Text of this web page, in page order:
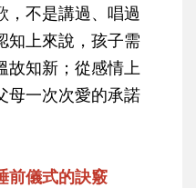
，不是講過、唱過
知上來說，孩子需
故知新；從感情上
母一次次愛的承諾
前儀式的訣竅